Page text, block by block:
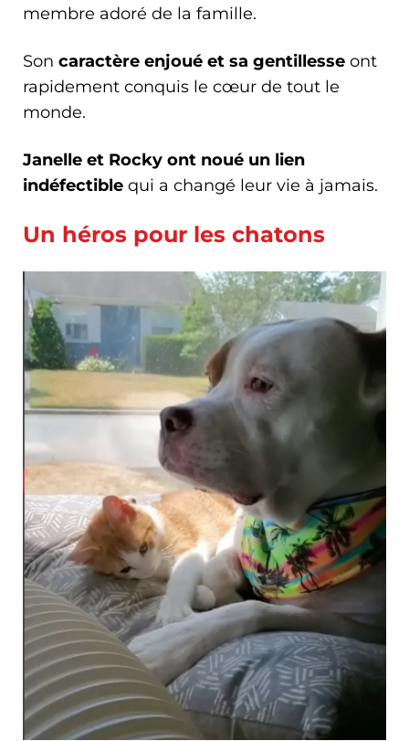
membre adoré de la famille.
Son caractère enjoué et sa gentillesse ont
rapidement conquis le cœur de tout le
monde.
Janelle et Rocky ont noué un lien
indéfectible qui a changé leur vie à jamais.
Un héros pour les chatons